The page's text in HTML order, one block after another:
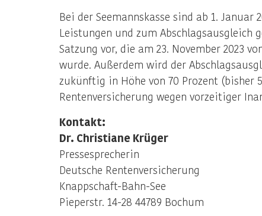
Bei der Seemannskasse sind ab 1.
Leistungen und zum Abschlagsausgleich
Satzung vor, die am 23. November 2023
wurde. Außerdem wird der
zukünftig in Höhe von 70 Prozent (bisher
Rentenversicherung wegen vorzeitiger
Kontakt:
Dr. Christiane Krüger
Pressesprecherin
Deutsche Rentenversicherung
Knappschaft-Bahn-See
Pieperstr. 14-28 44789 Bochum